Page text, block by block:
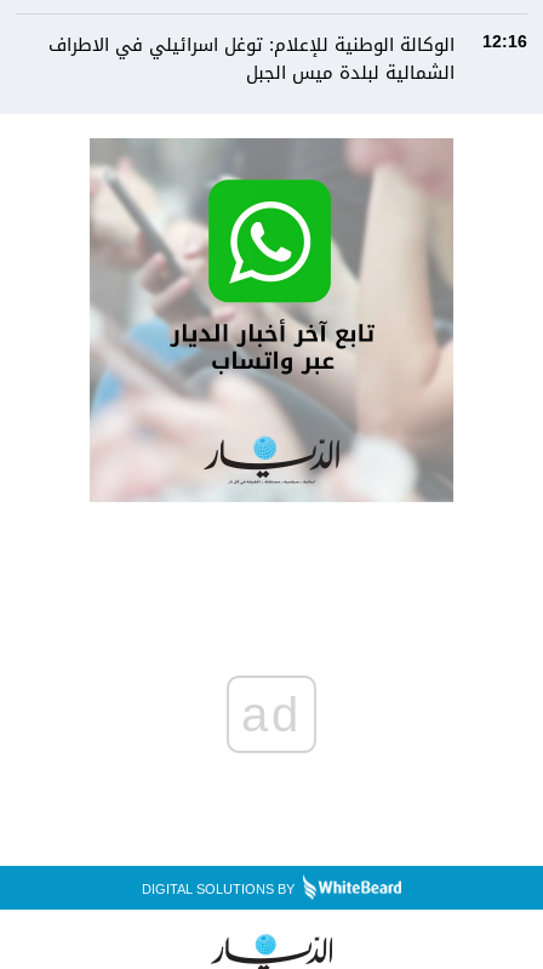
12:16
الوكالة الوطنية للإعلام: توغل اسرائيلي في الاطراف
الشمالية لبلدة ميس الجبل
ad
DIGITAL SOLUTIONS BY